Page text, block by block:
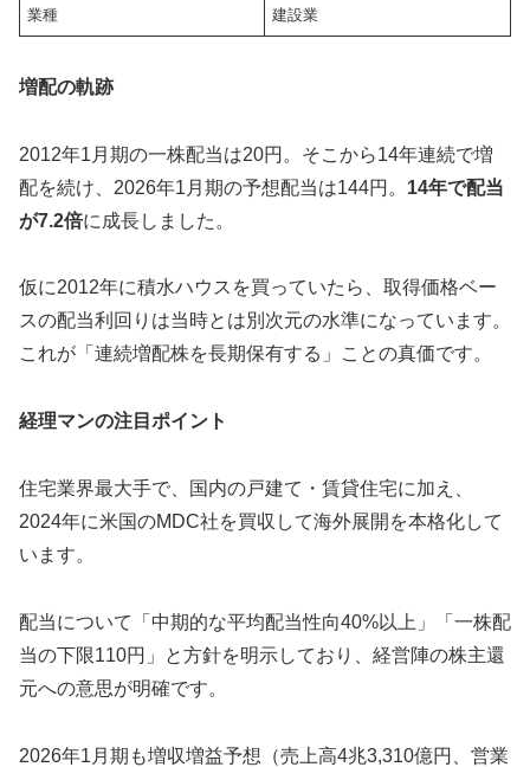
業種 建設業
増配の軌跡
2012年1月期の一株配当は20円。そこから14年連続で増
配を続け、2026年1月期の予想配当は144円。 14年で配当
が7.2倍に成長しました。
仮に2012年に積水ハウスを買っていたら、取得価格ベー
スの配当利回りは当時とは別次元の水準になっています。
これが「連続増配株を長期保有する」ことの真価です。
経理マンの注目ポイント
住宅業界最大手で、国内の戸建て・賃貸住宅に加え、
2024年に米国のMDC社を買収して海外展開を本格化して
います。
配当について「中期的な平均配当性向40%以上」「一株配
当の下限110円」と方針を明示しており、経営陣の株主還
元への意思が明確です。
2026年1月期も増収増益予想（売上高4兆3,310億円、営業